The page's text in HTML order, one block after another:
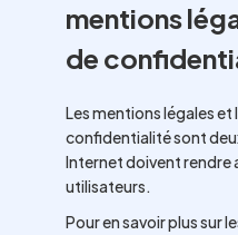
mentions
de
Les mentions légales et
confidentialité sont
Internet doivent rendre
utilisateurs.
Pour en savoir plus sur